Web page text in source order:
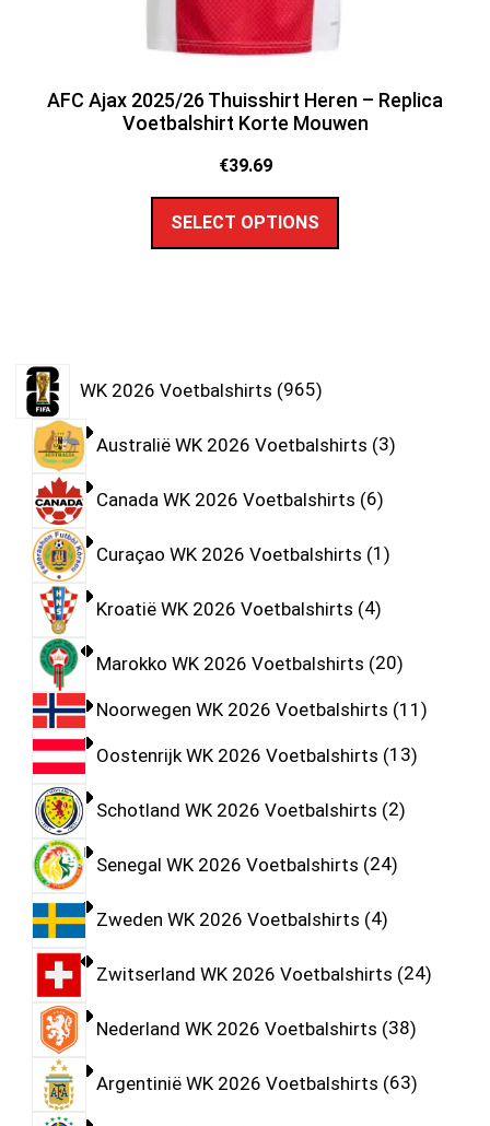
AFC Ajax 2025/26 Thuisshirt Heren – Replica
Voetbalshirt Korte Mouwen
€39.69
SELECT OPTIONS
WK 2026 Voetbalshirts 965
Australië WK 2026 Voetbalshirts 3
Canada WK 2026 Voetbalshirts 6
Curaçao WK 2026 Voetbalshirts 1
Kroatië WK 2026 Voetbalshirts 4
Marokko WK 2026 Voetbalshirts 20
Noorwegen WK 2026 Voetbalshirts 11
Oostenrijk WK 2026 Voetbalshirts 13
Schotland WK 2026 Voetbalshirts 2
Senegal WK 2026 Voetbalshirts 24
Zweden WK 2026 Voetbalshirts 4
Zwitserland WK 2026 Voetbalshirts 24
Nederland WK 2026 Voetbalshirts 38
Argentinië WK 2026 Voetbalshirts 63